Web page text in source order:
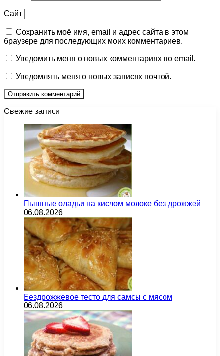
Сайт
Сохранить моё имя, email и адрес сайта в этом
браузере для последующих моих комментариев.
Уведомить меня о новых комментариях по email.
Уведомлять меня о новых записях почтой.
Свежие записи
Пышные оладьи на кислом молоке без дрожжей
06.08.2026
Бездрожжевое тесто для самсы с мясом
06.08.2026